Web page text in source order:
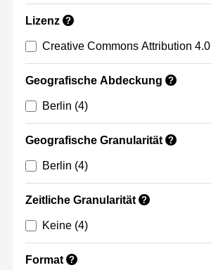
Lizenz ?
Creative Commons Attribution 4.0
Geografische Abdeckung ?
Berlin (4)
Geografische Granularität ?
Berlin (4)
Zeitliche Granularität ?
Keine (4)
Format ?